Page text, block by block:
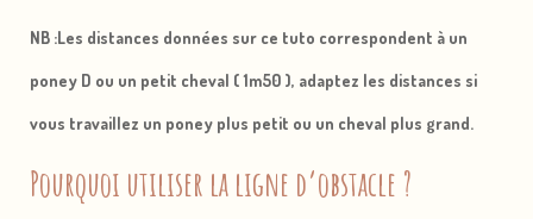
NB :Les distances données sur ce tuto correspondent à un
poney D ou un petit cheval ( 1m50 ), adaptez les distances si
vous travaillez un poney plus petit ou un cheval plus grand.
Pourquoi utiliser la ligne d’obstacle ?